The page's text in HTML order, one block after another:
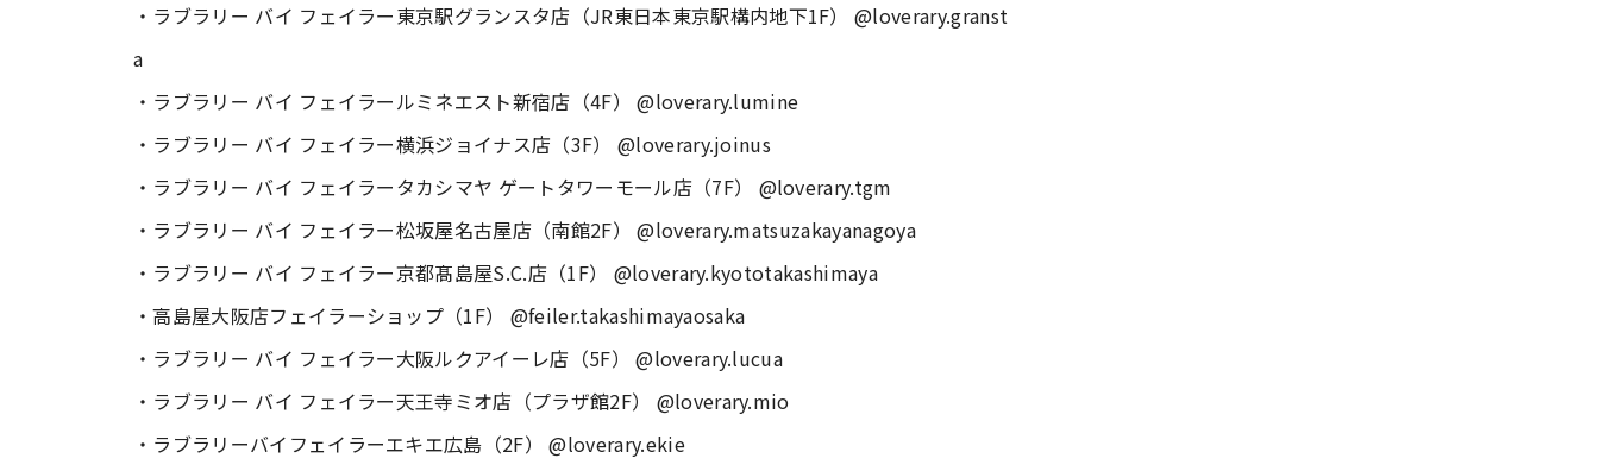
・ラブラリー バイ フェイラー東京駅グランスタ店（JR東日本東京駅構内地下1F） @loverary.granst
a
・ラブラリー バイ フェイラールミネエスト新宿店（4F） @loverary.lumine
・ラブラリー バイ フェイラー横浜ジョイナス店（3F） @loverary.joinus
・ラブラリー バイ フェイラータカシマヤ ゲートタワーモール店（7F） @loverary.tgm
・ラブラリー バイ フェイラー松坂屋名古屋店（南館2F） @loverary.matsuzakayanagoya
・ラブラリー バイ フェイラー京都髙島屋S.C.店（1F） @loverary.kyototakashimaya
・高島屋大阪店フェイラーショップ（1F） @feiler.takashimayaosaka
・ラブラリー バイ フェイラー大阪ルクアイーレ店（5F） @loverary.lucua
・ラブラリー バイ フェイラー天王寺ミオ店（プラザ館2F） @loverary.mio
・ラブラリーバイフェイラーエキエ広島（2F） @loverary.ekie